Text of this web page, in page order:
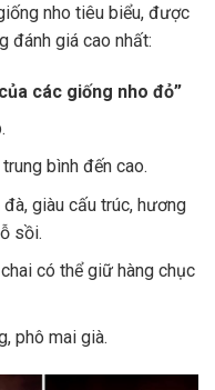
nho tiêu biểu, được
đánh giá cao nhất:
các giống nho đỏ”
bình đến cao.
giàu cấu trúc, hương
sồi.
có thể giữ hàng chục
phô mai già.